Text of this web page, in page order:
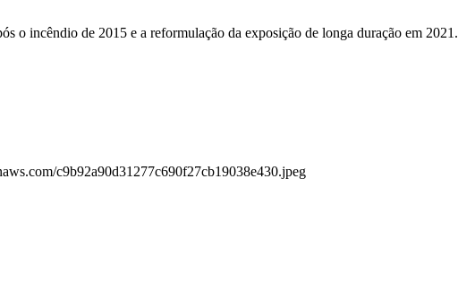
o incêndio de 2015 e a reformulação da exposição de longa duração em 2021.
c9b92a90d31277c690f27cb19038e430.jpeg